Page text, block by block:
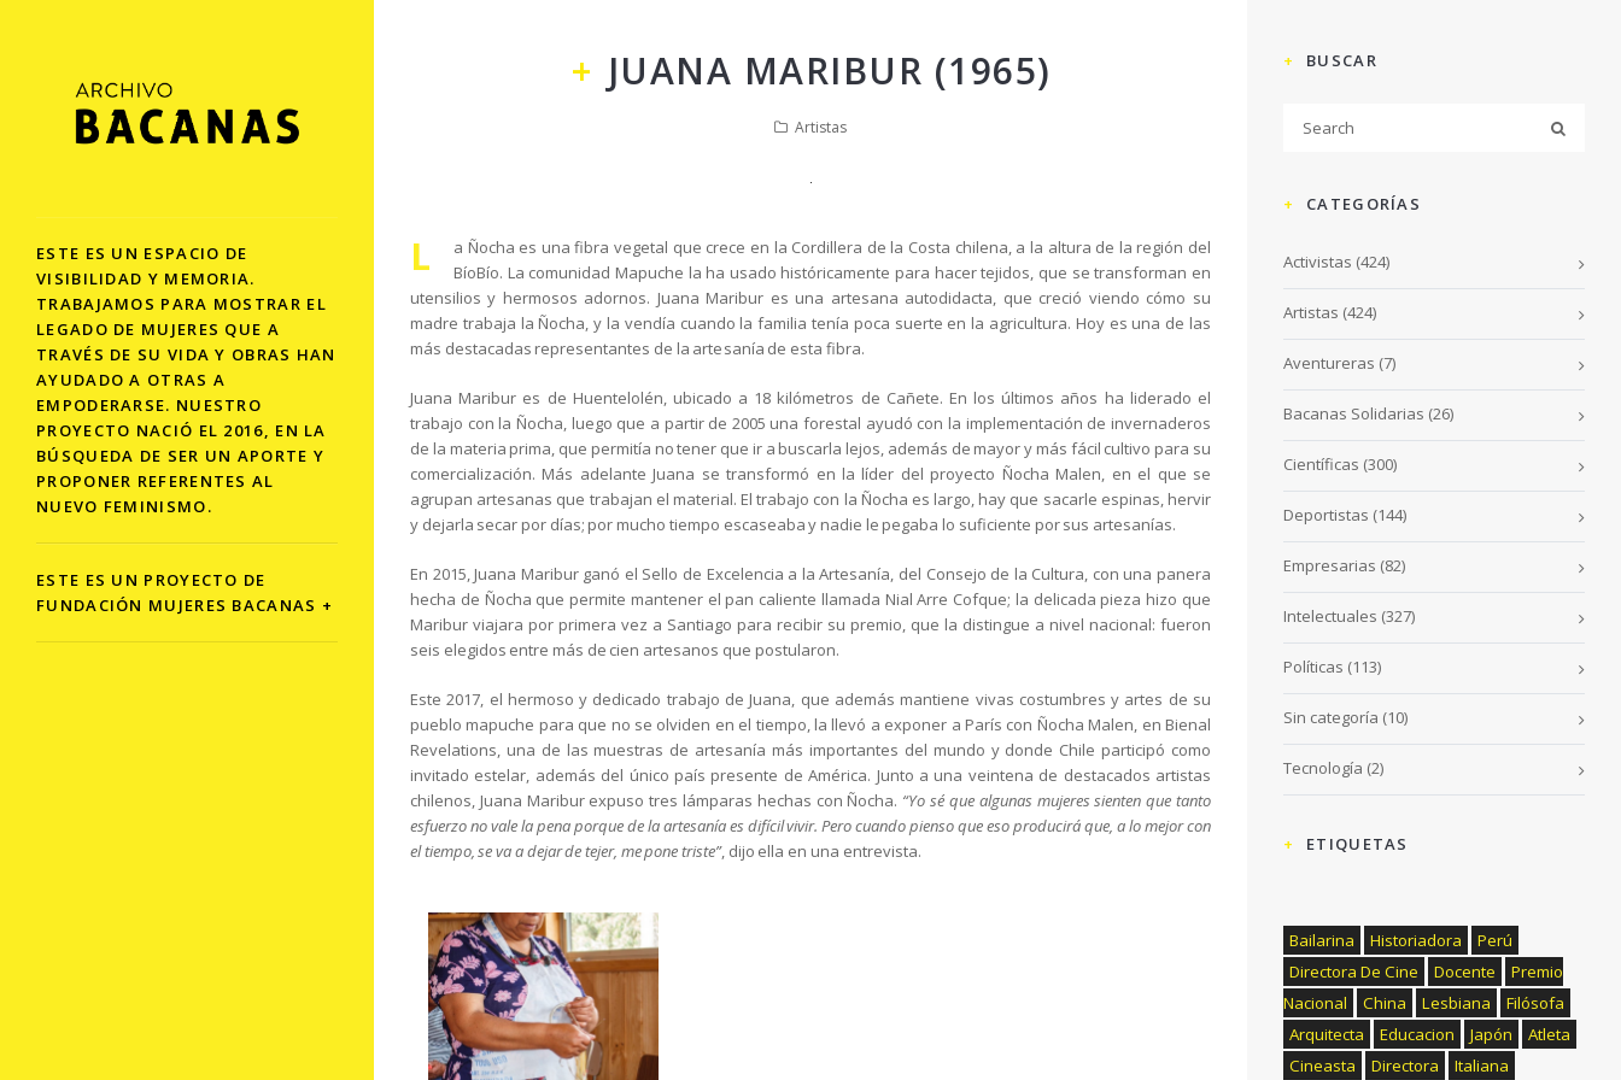
ESTE ES UN ESPACIO DE
VISIBILIDAD Y MEMORIA.
TRABAJAMOS PARA MOSTRAR EL
LEGADO DE MUJERES QUE A
TRAVÉS DE SU VIDA Y OBRAS HAN
AYUDADO A OTRAS A
EMPODERARSE. NUESTRO
PROYECTO NACIÓ EL 2016, EN LA
BÚSQUEDA DE SER UN APORTE Y
PROPONER REFERENTES AL
NUEVO FEMINISMO.
ESTE ES UN PROYECTO DE
FUNDACIÓN MUJERES BACANAS +
JUANA MARIBUR (1965)
Artistas
L
a Ñocha es una fibra vegetal que crece en la Cordillera de la Costa chilena, a la altura de la región del
BíoBío. La comunidad Mapuche la ha usado históricamente para hacer tejidos, que se transforman en
utensilios y hermosos adornos. Juana Maribur es una artesana autodidacta, que creció viendo cómo su
madre trabaja la Ñocha, y la vendía cuando la familia tenía poca suerte en la agricultura. Hoy es una de las
más destacadas representantes de la artesanía de esta fibra.
Juana Maribur es de Huentelolén, ubicado a 18 kilómetros de Cañete. En los últimos años ha liderado el
trabajo con la Ñocha, luego que a partir de 2005 una forestal ayudó con la implementación de invernaderos
de la materia prima, que permitía no tener que ir a buscarla lejos, además de mayor y más fácil cultivo para su
comercialización. Más adelante Juana se transformó en la líder del proyecto Ñocha Malen, en el que se
agrupan artesanas que trabajan el material. El trabajo con la Ñocha es largo, hay que sacarle espinas, hervir
y dejarla secar por días; por mucho tiempo escaseaba y nadie le pegaba lo suficiente por sus artesanías.
En 2015, Juana Maribur ganó el Sello de Excelencia a la Artesanía, del Consejo de la Cultura, con una panera
hecha de Ñocha que permite mantener el pan caliente llamada Nial Arre Cofque; la delicada pieza hizo que
Maribur viajara por primera vez a Santiago para recibir su premio, que la distingue a nivel nacional: fueron
seis elegidos entre más de cien artesanos que postularon.
Este 2017, el hermoso y dedicado trabajo de Juana, que además mantiene vivas costumbres y artes de su
pueblo mapuche para que no se olviden en el tiempo, la llevó a exponer a París con Ñocha Malen, en Bienal
Revelations, una de las muestras de artesanía más importantes del mundo y donde Chile participó como
invitado estelar, además del único país presente de América. Junto a una veintena de destacados artistas
chilenos, Juana Maribur expuso tres lámparas hechas con Ñocha. “Yo sé que algunas mujeres sienten que tanto
esfuerzo no vale la pena porque de la artesanía es difícil vivir. Pero cuando pienso que eso producirá que, a lo mejor con
el tiempo, se va a dejar de tejer, me pone triste”, dijo ella en una entrevista.
BUSCAR
CATEGORÍAS
Activistas (424)
Artistas (424)
Aventureras (7)
Bacanas Solidarias (26)
Científicas (300)
Deportistas (144)
Empresarias (82)
Intelectuales (327)
Políticas (113)
Sin categoría (10)
Tecnología (2)
ETIQUETAS
Bailarina Historiadora
Perú
Directora De Cine
Docente
Premio
Nacional
China Lesbiana
Filósofa
Arquitecta
Educacion Japón
Atleta
Cineasta
Directora
Italiana